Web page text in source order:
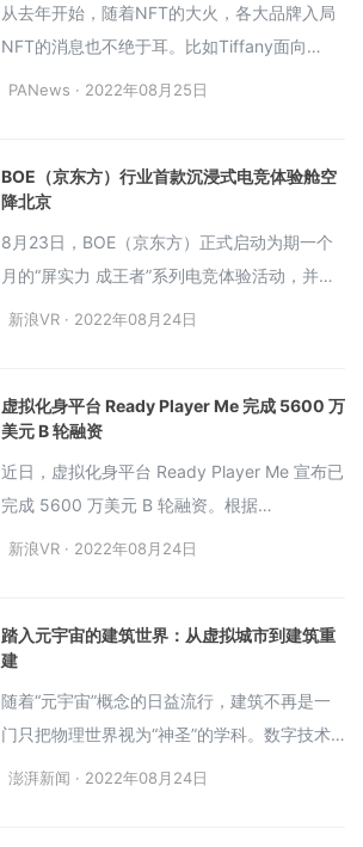
从去年开始，随着NFT的大火，各大品牌入局
NFT的消息也不绝于耳。比如Tiffany面向
CryptoPunk持有者推出NFTiffs NFT；耐克旗
NFT允许用户购买并装扮数字化身；百威啤酒
Legends系列NFT授予持有者一系列线下福
利，包括与犹他爵士队和韦德进行会面、参加
慈善活动、获得韦德虚拟球衣等。
PANews · 2022年08月25日
BOE（京东方）行业首款沉浸式电竞体验舱空
降北京
8月23日，BOE（京东方）正式启动为期一个
月的“屏实力 成王者”系列电竞体验活动，并全
新推出行业首款沉浸式电竞体验
技术，并配置AOC、惠普、联想、机械师、
OPPO、雷神等一线终端品牌高端电竞显示产
品，以定制化、可拓展化、私密化的电竞空
间，带给游戏爱好者全新的沉浸式电竞体验。
新浪VR · 2022年08月24日
虚拟化身平台 Ready Player Me 完成 5600 万
美元 B 轮融资
近日，虚拟化身平台 Ready Player Me 宣布已
完成 5600 万美元 B 轮融资。根据
CrunchBase 获得的数据， 该公司的 B 轮融资
Me 的总体外部资金达到 8550 万美元。
新浪VR · 2022年08月24日
踏入元宇宙的建筑世界：从虚拟城市到建筑重
建
随着“元宇宙”概念的日益流行，建筑不再是一
门只把物理世界视为“神圣”的学科。数字技术
正在迅速占据话语，并为新的思维方式和实验
澎湃新闻 · 2022年08月24日